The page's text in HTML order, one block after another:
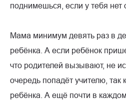
поднимешься, если у тебя нет
Мама минимум девять раз в
ребёнка. А если ребёнок
что родителей вызывают, не
очередь попадёт учителю, так
ребёнка. А ещё почти в